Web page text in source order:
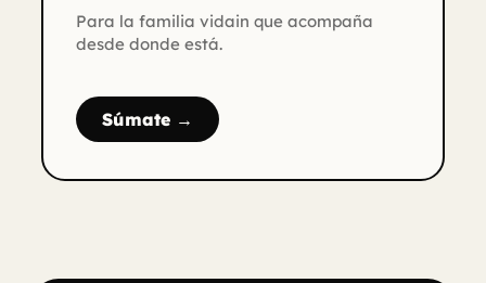
Para la familia vidain que acompaña
desde donde está.
Súmate →